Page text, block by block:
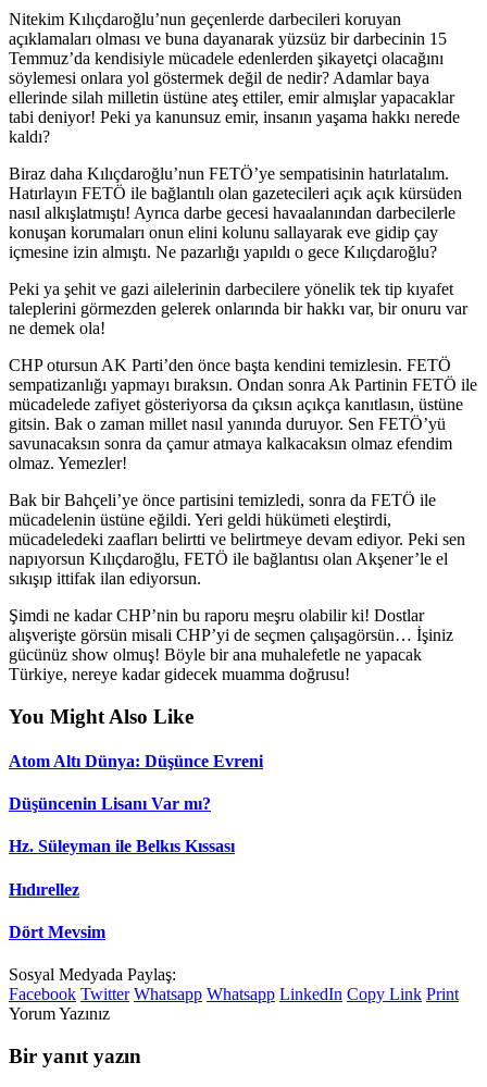
Nitekim Kılıçdaroğlu’nun geçenlerde darbecileri koruyan
açıklamaları olması ve buna dayanarak yüzsüz bir darbecinin 15
Temmuz’da kendisiyle mücadele edenlerden şikayetçi olacağını
söylemesi onlara yol göstermek değil de nedir? Adamlar baya
ellerinde silah milletin üstüne ateş ettiler, emir almışlar yapacaklar
tabi deniyor! Peki ya kanunsuz emir, insanın yaşama hakkı nerede
kaldı?
Biraz daha Kılıçdaroğlu’nun FETÖ’ye sempatisinin hatırlatalım.
Hatırlayın FETÖ ile bağlantılı olan gazetecileri açık açık kürsüden
nasıl alkışlatmıştı! Ayrıca darbe gecesi havaalanından darbecilerle
konuşan korumaları onun elini kolunu sallayarak eve gidip çay
içmesine izin almıştı. Ne pazarlığı yapıldı o gece Kılıçdaroğlu?
Peki ya şehit ve gazi ailelerinin darbecilere yönelik tek tip kıyafet
taleplerini görmezden gelerek onlarında bir hakkı var, bir onuru var
ne demek ola!
CHP otursun AK Parti’den önce başta kendini temizlesin. FETÖ
sempatizanlığı yapmayı bıraksın. Ondan sonra Ak Partinin FETÖ ile
mücadelede zafiyet gösteriyorsa da çıksın açıkça kanıtlasın, üstüne
gitsin. Bak o zaman millet nasıl yanında duruyor. Sen FETÖ’yü
savunacaksın sonra da çamur atmaya kalkacaksın olmaz efendim
olmaz. Yemezler!
Bak bir Bahçeli’ye önce partisini temizledi, sonra da FETÖ ile
mücadelenin üstüne eğildi. Yeri geldi hükümeti eleştirdi,
mücadeledeki zaafları belirtti ve belirtmeye devam ediyor. Peki sen
napıyorsun Kılıçdaroğlu, FETÖ ile bağlantısı olan Akşener’le el
sıkışıp ittifak ilan ediyorsun.
Şimdi ne kadar CHP’nin bu raporu meşru olabilir ki! Dostlar
alışverişte görsün misali CHP’yi de seçmen çalışagörsün… İşiniz
gücünüz show olmuş! Böyle bir ana muhalefetle ne yapacak
Türkiye, nereye kadar gidecek muamma doğrusu!
You Might Also Like
Atom Altı Dünya: Düşünce Evreni
Düşüncenin Lisanı Var mı?
Hz. Süleyman ile Belkıs Kıssası
Hıdırellez
Dört Mevsim
Sosyal Medyada Paylaş:
Facebook Twitter Whatsapp Whatsapp LinkedIn Copy Link Print
Yorum Yazınız
Bir yanıt yazın